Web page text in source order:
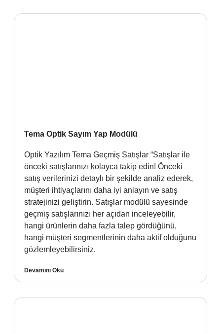
Tema Optik Sayım Yap Modülü
Optik Yazılım Tema Geçmiş Satışlar “Satışlar ile
önceki satışlarınızı kolayca takip edin! Önceki
satış verilerinizi detaylı bir şekilde analiz ederek,
müşteri ihtiyaçlarını daha iyi anlayın ve satış
stratejinizi geliştirin. Satışlar modülü sayesinde
geçmiş satışlarınızı her açıdan inceleyebilir,
hangi ürünlerin daha fazla talep gördüğünü,
hangi müşteri segmentlerinin daha aktif olduğunu
gözlemleyebilirsiniz.
Devamını Oku